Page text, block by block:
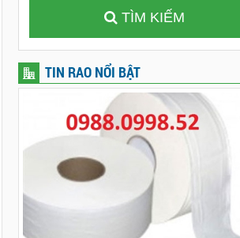
TÌM KIẾM
TIN RAO NỔI BẬT